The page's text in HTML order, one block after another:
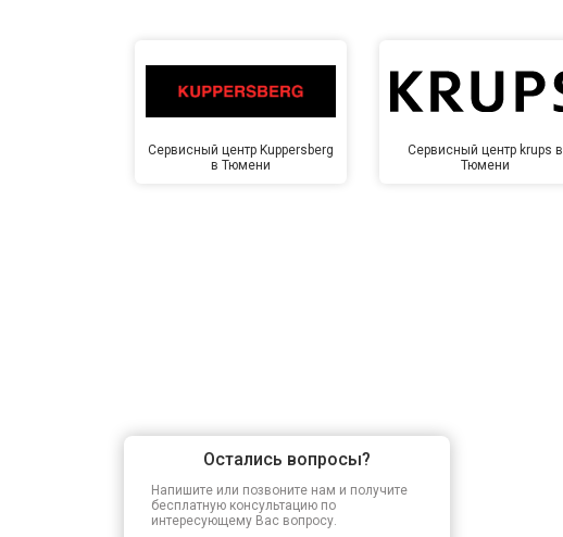
Сервисный центр Kuppersberg
в Тюмени
Сервисный центр krups в
Тюмени
Остались вопросы?
Напишите или позвоните нам и получите
бесплатную консультацию по
интересующему Вас вопросу.